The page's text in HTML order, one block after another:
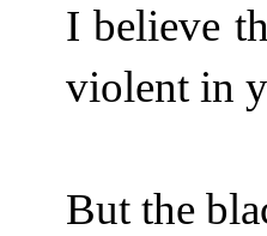
I believe
violent in
But the